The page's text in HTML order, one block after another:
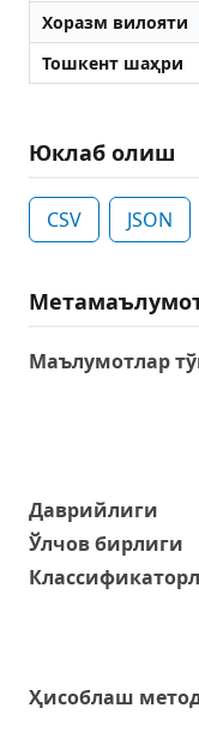
Хоразм вилояти
Тошкент шаҳри
Юклаб олиш
CSV JSON
Маълумотлар
Даврийлиги
Ўлчов бирлиги
Ҳисоблаш